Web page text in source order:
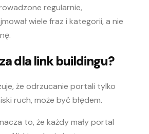
regularnie,
wiele fraz i kategorii, a nie
dla link buildingu?
że odrzucanie portali tylko
ruch, może być błędem.
to, że każdy mały portal